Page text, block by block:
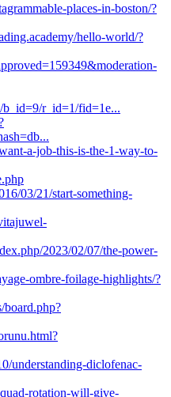
places-in-boston/?
hello-world/?
b_id=9/r_id=1/fid=1e...
a-job-this-is-the-1-way-to-
03/21/start-something-
2023/02/07/the-power-
ombre-foilage-highlights/?
understanding-diclofenac-
rotation-will-give-